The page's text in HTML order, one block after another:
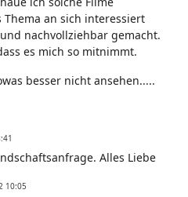
Thema an sich interessiert
nachvollziehbar gemacht.
es mich so mitnimmt.
besser nicht ansehen.....
Alles Liebe
10:05